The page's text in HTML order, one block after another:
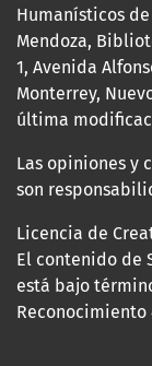
Humanísticos de
Mendoza,
1, Avenida
Monterrey,
última
Las opiniones y
son
Licencia de
El contenido de
está bajo